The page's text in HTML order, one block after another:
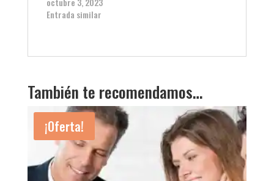
Entrada similar
También te recomendamos…
¡Oferta!